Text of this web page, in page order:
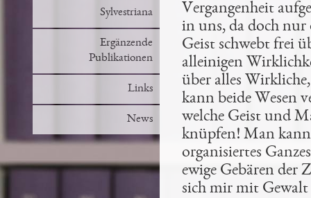
Sylvestriana
Ergänzende
Publikationen
Links
News
Vergangenheit
in uns, da doch nur
Geist schwebt frei
alleinigen
über alles
kann beide Wesen
welche Geist und
knüpfen! Man kann
organisiertes Ganzes
ewige Gebären der
sich mir mit Gewalt